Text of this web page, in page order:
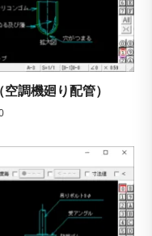
調機廻り配管）